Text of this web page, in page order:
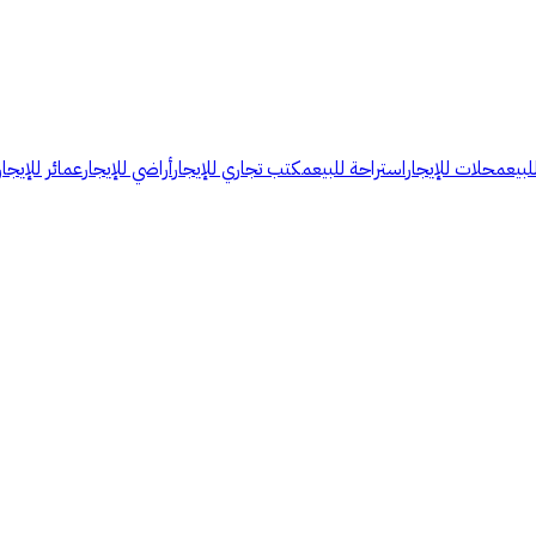
محلات للإيجاراستراحة للبيعمكتب تجاري للإيجارأراضي للإيجارعمائر للإيجار